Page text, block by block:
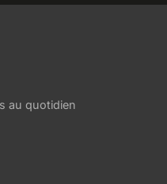
au quotidien